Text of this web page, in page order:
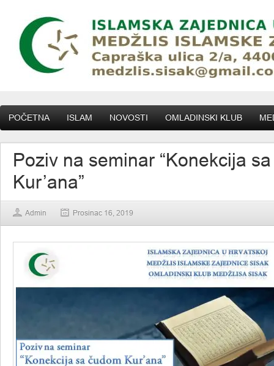
POČETNA ISLAM NOVOSTI OMLADINSKI KLUB
Poziv na seminar “Konekcija
Kur’ana”
Admin Prosinac 16, 2019